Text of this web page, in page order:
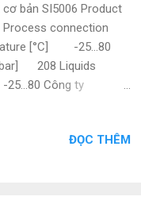
bản SI5006 Product
Process connection
[°C] -25...80
208 Liquids
Công ty
và hỗ trợ liên hệ ngay
ĐỌC THÊM